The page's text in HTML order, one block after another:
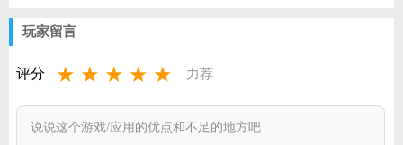
玩家留言
评分 ★ ★ ★ ★ ★ 力荐